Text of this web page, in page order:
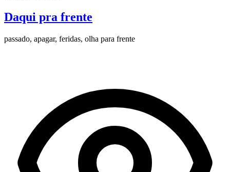
Daqui pra frente
passado, apagar, feridas, olha para frente